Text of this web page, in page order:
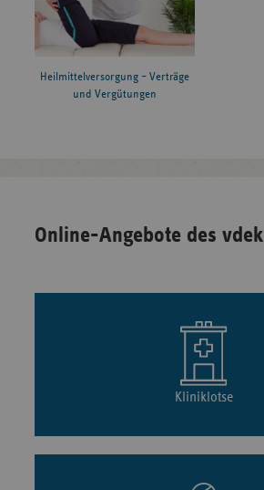
Heilmittelversorgung – Verträge
und Vergütungen
Online-Angebote des vdek
Kliniklotse